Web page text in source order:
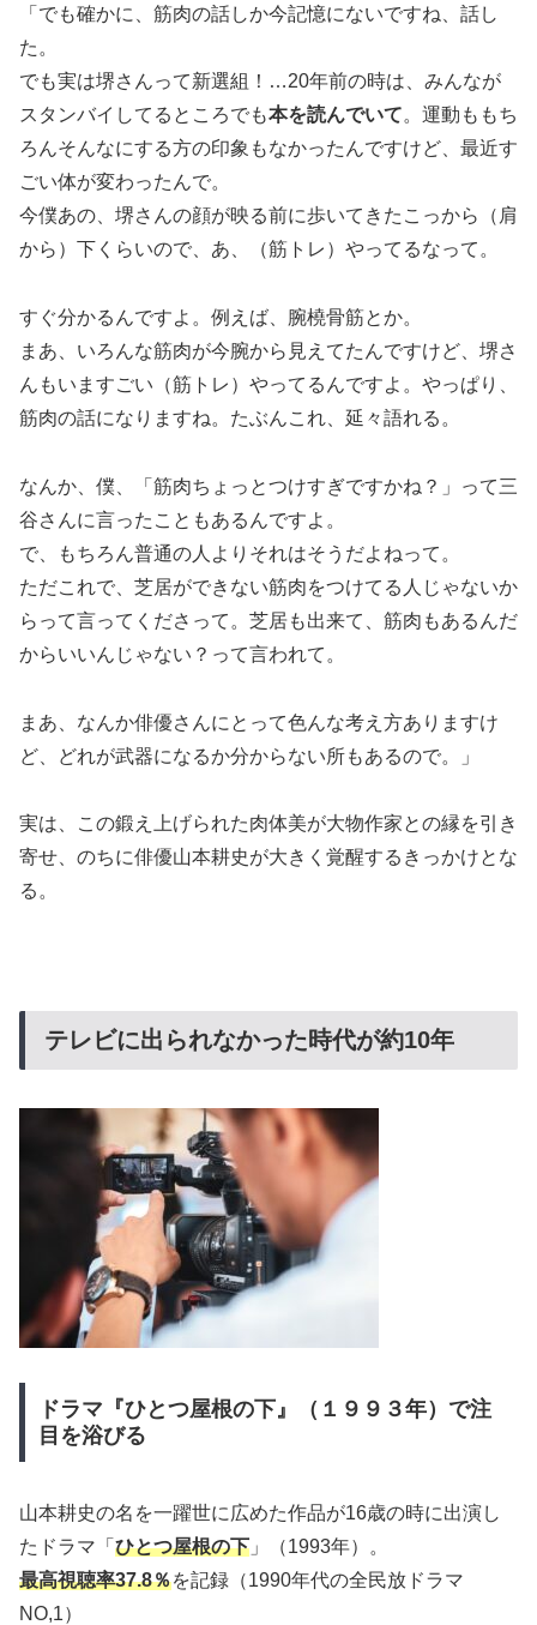
「でも確かに、筋肉の話しか今記憶にないですね、話し
た。
でも実は堺さんって新選組！…20年前の時は、みんなが
スタンバイしてるところでも本を読んでいて。運動ももち
ろんそんなにする方の印象もなかったんですけど、最近す
ごい体が変わったんで。
今僕あの、堺さんの顔が映る前に歩いてきたこっから（肩
から）下くらいので、あ、（筋トレ）やってるなって。
すぐ分かるんですよ。例えば、腕橈骨筋とか。
まあ、いろんな筋肉が今腕から見えてたんですけど、堺さ
んもいますごい（筋トレ）やってるんですよ。やっぱり、
筋肉の話になりますね。たぶんこれ、延々語れる。
なんか、僕、「筋肉ちょっとつけすぎですかね？」って三
谷さんに言ったこともあるんですよ。
で、もちろん普通の人よりそれはそうだよねって。
ただこれで、芝居ができない筋肉をつけてる人じゃないか
らって言ってくださって。芝居も出来て、筋肉もあるんだ
からいいんじゃない？って言われて。
まあ、なんか俳優さんにとって色んな考え方ありますけ
ど、どれが武器になるか分からない所もあるので。」
実は、この鍛え上げられた肉体美が大物作家との縁を引き
寄せ、のちに俳優山本耕史が大きく覚醒するきっかけとな
る。
テレビに出られなかった時代が約10年
ドラマ『ひとつ屋根の下』（１９９３年）で注
目を浴びる
山本耕史の名を一躍世に広めた作品が16歳の時に出演し
たドラマ「 ひとつ屋根の下 」（1993年）。
最高視聴率37.8％を記録（1990年代の全民放ドラマ
NO,1）